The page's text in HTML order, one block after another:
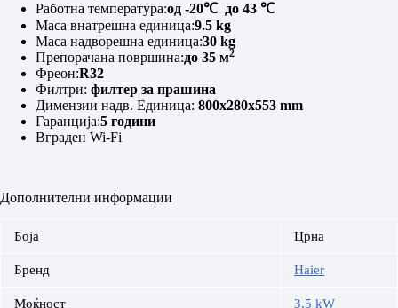
Работна температура:од -20℃ до 43 ℃
Маса внатрешна единица:9.5 kg
Маса надворешна единица:30 kg
Препорачана површина:до 35 м2
Фреон:R32
Филтри: филтер за прашина
Димензии надв. Единица: 800x280x553 mm
Гаранција:5 години
Вграден Wi-Fi
Дополнителни информации
Боја Црна
Бренд Haier
Моќност 3.5 kW